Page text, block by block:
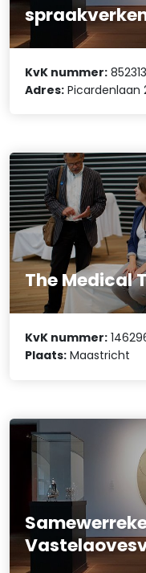
KvK nummer:
Adres: Picardenlaan
The Medical
KvK nummer:
Plaats: Maastricht